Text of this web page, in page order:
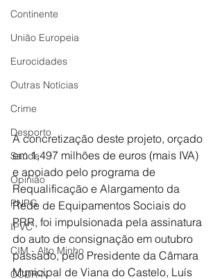
Continente
União Europeia
Eurocidades
Outras Notícias
Crime
Desporto
Saúde
Opinião
PNPG
IPVC
CIM - Alto Minho
CCDR-N
A concretização deste projeto, orçado
em 1,497 milhões de euros (mais IVA)
e apoiado pelo programa de
Requalificação e Alargamento da
Rede de Equipamentos Sociais do
PRR, foi impulsionada pela assinatura
do auto de consignação em outubro
passado, pelo Presidente da Câmara
Municipal de Viana do Castelo, Luís